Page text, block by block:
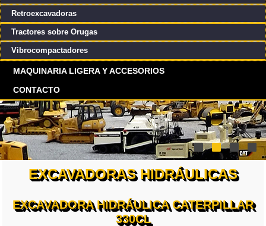
Retroexcavadoras
Tractores sobre Orugas
Vibrocompactadores
MAQUINARIA LIGERA Y ACCESORIOS
CONTACTO
EXCAVADORAS HIDRÁULICAS
EXCAVADORA HIDRÁULICA CATERPILLAR
330CL